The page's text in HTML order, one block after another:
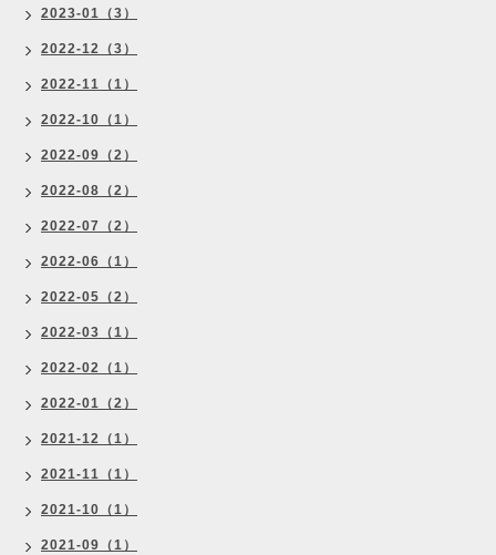
2023-01（3）
2022-12（3）
2022-11（1）
2022-10（1）
2022-09（2）
2022-08（2）
2022-07（2）
2022-06（1）
2022-05（2）
2022-03（1）
2022-02（1）
2022-01（2）
2021-12（1）
2021-11（1）
2021-10（1）
2021-09（1）